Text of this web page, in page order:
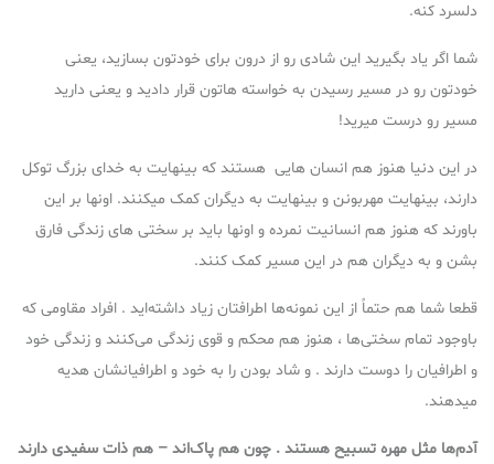
دلسرد کنه.
شما اگر یاد بگیرید این شادی رو از درون برای خودتون بسازید، یعنی
خودتون رو در مسیر رسیدن به خواسته هاتون قرار دادید و یعنی دارید
مسیر رو درست میرید!
در این دنیا هنوز هم انسان هایی هستند که بینهایت به خدای بزرگ توکل
دارند، بینهایت مهربونن و بینهایت به دیگران کمک میکنند. اونها بر این
باورند که هنوز هم انسانیت نمرده و اونها باید بر سختی های زندگی فارق
بشن و به دیگران هم در این مسیر کمک کنند.
قطعا شما هم حتماً از این نمونه‌ها اطرافتان زیاد داشته‌اید . افراد مقاومی که
باوجود تمام سختی‌ها ، هنوز هم محکم و قوی زندگی می‌کنند و زندگی خود
و اطرافیان را دوست دارند . و شاد بودن را به خود و اطرافیانشان هدیه
میدهند.
آدم‌ها مثل مهره تسبیح هستند . چون هم پاک‌اند – هم ذات سفیدی دارند